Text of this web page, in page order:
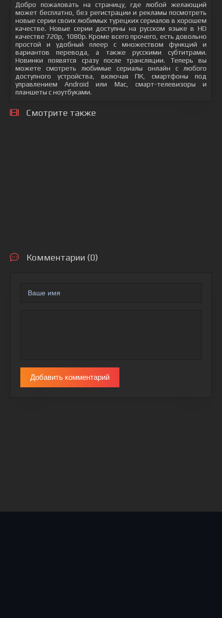
Добро пожаловать на страницу, где любой желающий
может бесплатно, без регистрации и рекламы посмотреть
новые серии своих любимых турецких сериалов в хорошем
качестве. Новые серии доступны на русском языке в HD
качестве 720p, 1080p. Кроме всего прочего, есть довольно
простой и удобный плеер с множеством функций и
вариантов перевода, а также русскими субтитрами.
Новинки появятся сразу после трансляции. Теперь вы
можете смотреть любимые сериалы онлайн с любого
доступного устройства, включая ПК, смартфоны под
управлением Android или Mac, смарт-телевизоры и
планшеты с ноутбуками.
Смотрите также
Комментарии (0)
Добавить комментарий